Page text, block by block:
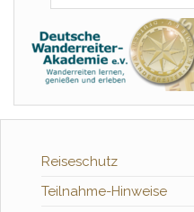
Reiseschutz
Teilnahme-Hinweise